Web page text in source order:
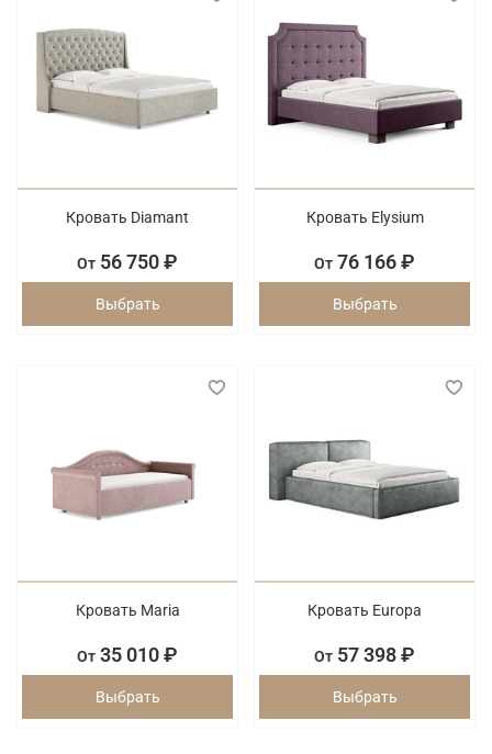
Кровать Diamant
От 56 750 ₽
Выбрать
Кровать Elysium
От 76 166 ₽
Выбрать
Кровать Maria
От 35 010 ₽
Выбрать
Кровать Europa
От 57 398 ₽
Выбрать